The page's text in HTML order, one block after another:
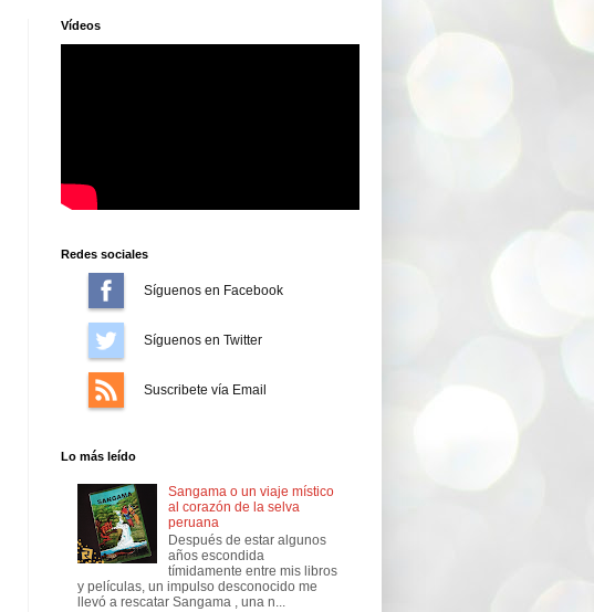
Vídeos
Redes sociales
Síguenos en Facebook
Síguenos en Twitter
Suscríbete vía Email
Lo más leído
Sangama o un viaje místico
al corazón de la selva
peruana
Después de estar algunos
años escondida
tímidamente entre mis libros
y películas, un impulso desconocido me
llevó a rescatar Sangama , una n...